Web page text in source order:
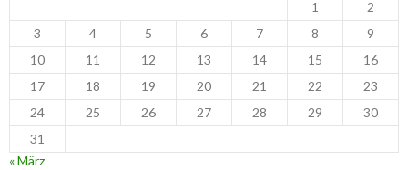
1
2
3
4 5 6 7 8
9
10
11 12 13 14 15
16
17
18 19 20 21 22
23
24
25 26 27 28 29
30
31
« März